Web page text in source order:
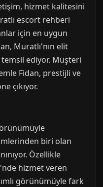
hizmet kalitesini
escort rehberi
için en uygun
Muratlı'nın elit
temsil ediyor. Müşteri
Fidan, prestijli ve
çıkıyor.
biri olan
Özellikle
hizmet veren
görünümüyle fark